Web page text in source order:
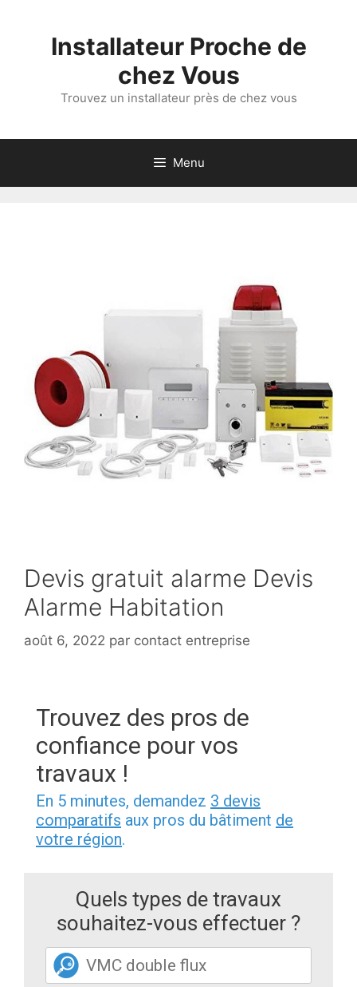
Installateur Proche de
chez Vous
Trouvez un installateur près de chez vous
Menu
Devis gratuit alarme Devis
Alarme Habitation
août 6, 2022 par contact entreprise
Trouvez des pros de
confiance pour vos
travaux !
En 5 minutes, demandez 3 devis
comparatifs aux pros du bâtiment de
votre région.
Quels types de travaux
souhaitez-vous effectuer ?